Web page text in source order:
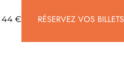
44 € RÉSERVEZ VOS BILLETS